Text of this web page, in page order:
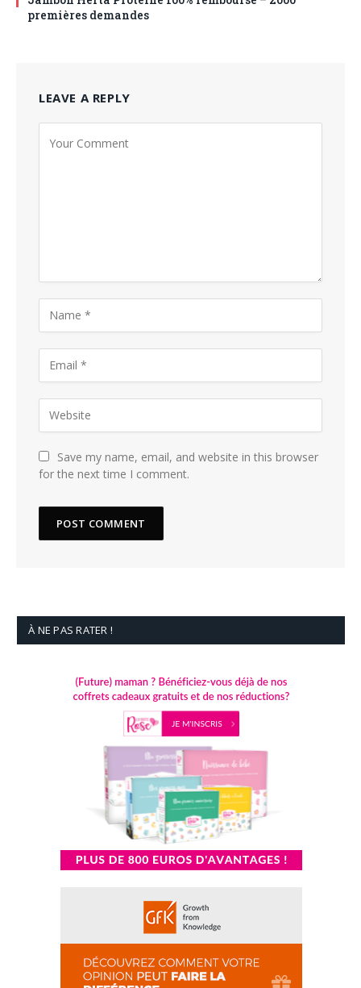
premières demandes
LEAVE A REPLY
Save my name, email, and website in this browser
for the next time I comment.
À NE PAS RATER !